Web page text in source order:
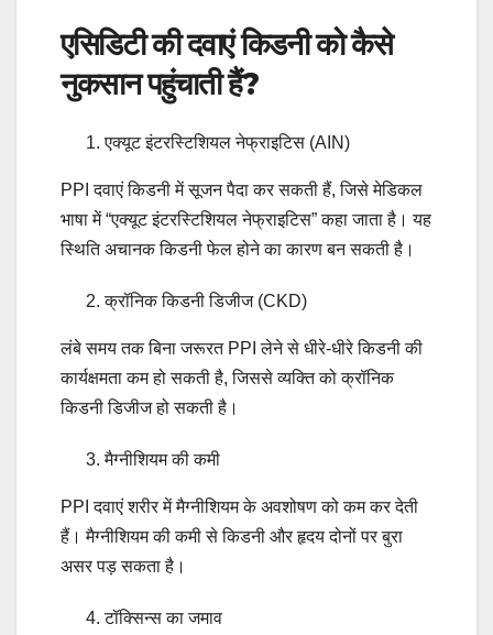
एसिडिटी की दवाएं किडनी को कैसे
नुकसान पहुंचाती हैं?
एक्यूट इंटरस्टिशियल नेफ्राइटिस (AIN)
PPI दवाएं किडनी में सूजन पैदा कर सकती हैं, जिसे मेडिकल
भाषा में “एक्यूट इंटरस्टिशियल नेफ्राइटिस” कहा जाता है। यह
स्थिति अचानक किडनी फेल होने का कारण बन सकती है।
क्रॉनिक किडनी डिजीज (CKD)
लंबे समय तक बिना जरूरत PPI लेने से धीरे-धीरे किडनी की
कार्यक्षमता कम हो सकती है, जिससे व्यक्ति को क्रॉनिक
किडनी डिजीज हो सकती है।
मैग्नीशियम की कमी
PPI दवाएं शरीर में मैग्नीशियम के अवशोषण को कम कर देती
हैं। मैग्नीशियम की कमी से किडनी और हृदय दोनों पर बुरा
असर पड़ सकता है।
टॉक्सिन्स का जमाव